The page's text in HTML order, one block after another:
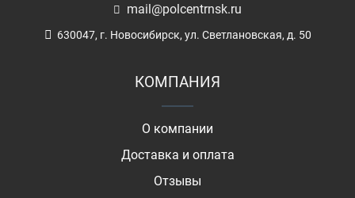
mail@polcentrnsk.ru
630047, г. Новосибирск, ул. Светлановская, д. 50
КОМПАНИЯ
О компании
Доставка и оплата
Отзывы